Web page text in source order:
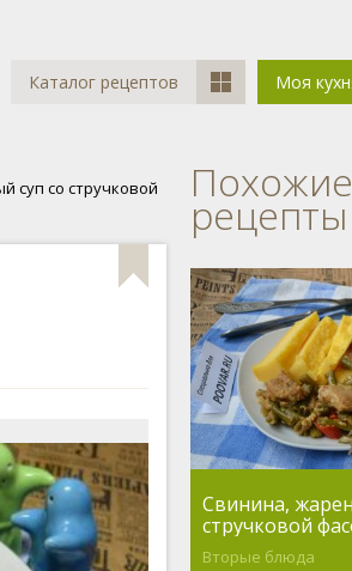
Каталог рецептов Моя
суп со стручковой Похожие
рецепты
Свинина,
стручковой
Вторые блюда